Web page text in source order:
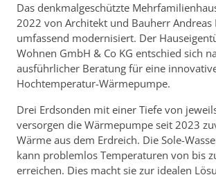
Das denkmalgeschützte
2022 von Architekt und Bauherr Andreas
umfassend modernisiert. Der
Wohnen GmbH & Co KG entschied sich
ausführlicher Beratung für eine
Hochtemperatur-Wärmepumpe.
Drei Erdsonden mit einer Tiefe von
versorgen die Wärmepumpe seit 2023
Wärme aus dem Erdreich. Die Sole-
kann problemlos Temperaturen von bis
erreichen. Dies macht sie zur idealen